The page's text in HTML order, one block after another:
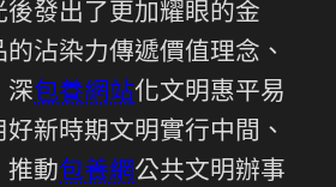
後發出了更加耀眼的金
的沾染力傳遞價值理念、
深包養網站化文明惠平易
新時期文明實行中間、
推動包養網公共文明辦事